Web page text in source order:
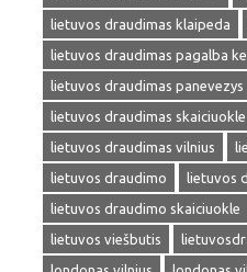
lietuvos draudimas klaipeda
lietuvos draudimas pagalba
lietuvos draudimas panevezys
lietuvos draudimas skaiciuokle
lietuvos draudimas vilnius
lietuvos draudimo
lietuvos
lietuvos draudimo skaiciuokle
lietuvos viešbutis